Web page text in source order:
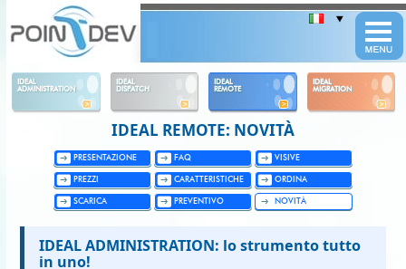
IDEAL
ADMINISTRATION
IDEAL
DISPATCH
IDEAL
REMOTE
IDEAL
MIGRATION
IDEAL REMOTE: NOVITÀ
PRESENTAZIONE FAQ VISIVE
PREZZI CARATTERISTICHE ORDINA
SCARICA PREVENTIVO NOVITÀ
IDEAL ADMINISTRATION: lo strumento tutto
in uno!
Panneau de gestion des cookies